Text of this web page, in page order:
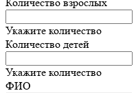
Укажите количество
Количество детей
Укажите количество
ФИО